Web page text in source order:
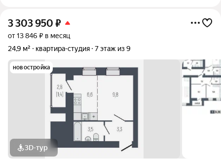
3 303 950 ₽
от 13 846 ₽ в месяц
24,9 м²
квартира-студия 7 этаж из 9
новостройка
3D-тур